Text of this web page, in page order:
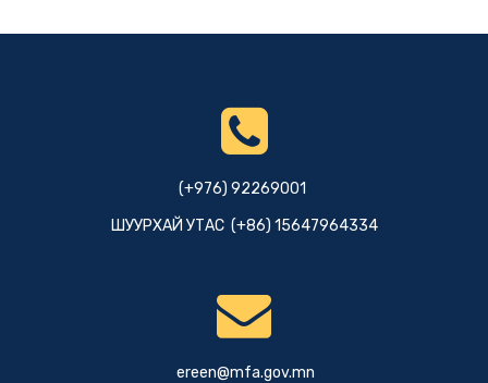
(+976) 92269001
ШУУРХАЙ УТАС (+86) 15647964334
ereen@mfa.gov.mn